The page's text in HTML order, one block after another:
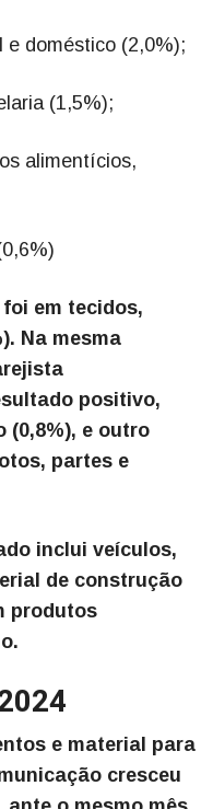
e doméstico (2,0%);
(1,5%);
alimentícios,
em tecidos,
Na mesma
positivo,
(0,8%), e outro
partes e
inclui veículos,
de construção
produtos
e material para
cresceu